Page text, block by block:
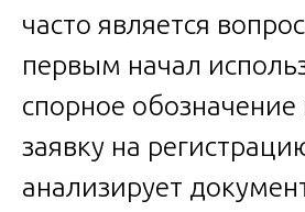
часто является
первым начал
спорное
заявку на
анализирует